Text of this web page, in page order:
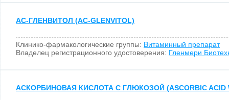
АС-ГЛЕНВИТОЛ (AC-GLENVITOL)
Клинико-фармакологические группы: Витаминный препарат
Владелец регистрационного удостоверения: Гленмери
АСКОРБИНОВАЯ КИСЛОТА С ГЛЮКОЗОЙ (ASCORBIC ACID